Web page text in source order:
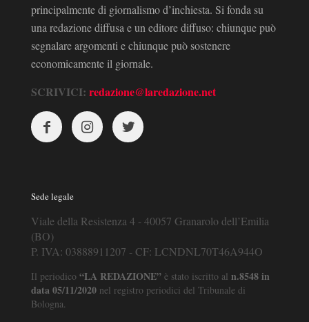
principalmente di giornalismo d’inchiesta. Si fonda su
una redazione diffusa e un editore diffuso: chiunque può
segnalare argomenti e chiunque può sostenere
economicamente il giornale.
SCRIVICI: redazione@laredazione.net
Sede legale
Viale della Resistenza 4 - 40057 Granarolo dell’Emilia
(BO)
P. IVA: 03888911207 - CF: LCNDNL70T46A944O
Il periodico “LA REDAZIONE” è stato iscritto al n.8548 in
data 05/11/2020 nel registro periodici del Tribunale di
Bologna.